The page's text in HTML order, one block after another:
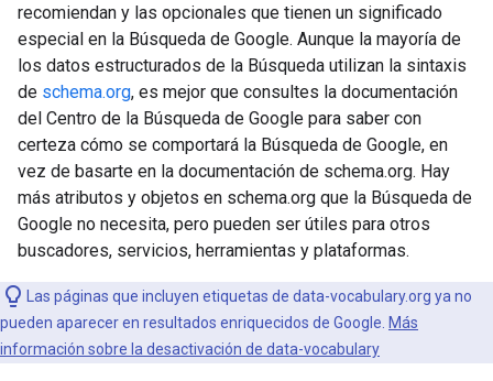
recomiendan y las opcionales que tienen un significado
especial en la Búsqueda de Google. Aunque la mayoría de
los datos estructurados de la Búsqueda utilizan la sintaxis
de schema.org, es mejor que consultes la documentación
del Centro de la Búsqueda de Google para saber con
certeza cómo se comportará la Búsqueda de Google, en
vez de basarte en la documentación de schema.org. Hay
más atributos y objetos en schema.org que la Búsqueda de
Google no necesita, pero pueden ser útiles para otros
buscadores, servicios, herramientas y plataformas.
Las páginas que incluyen etiquetas de data-vocabulary.org ya no
pueden aparecer en resultados enriquecidos de Google. Más
información sobre la desactivación de data-vocabulary